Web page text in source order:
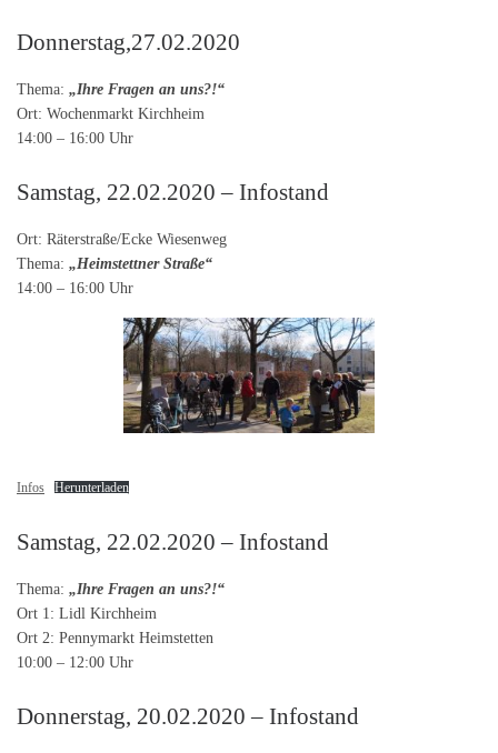
Donnerstag,27.02.2020
Thema: „Ihre Fragen an uns?!“
Ort: Wochenmarkt Kirchheim
14:00 – 16:00 Uhr
Samstag, 22.02.2020 – Infostand
Ort: Räterstraße/Ecke Wiesenweg
Thema: „Heimstettner Straße“
14:00 – 16:00 Uhr
Infos Herunterladen
Samstag, 22.02.2020 – Infostand
Thema: „Ihre Fragen an uns?!“
Ort 1: Lidl Kirchheim
Ort 2: Pennymarkt Heimstetten
10:00 – 12:00 Uhr
Donnerstag, 20.02.2020 – Infostand